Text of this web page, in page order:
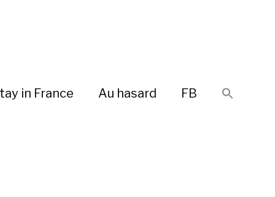
in France Au hasard FB